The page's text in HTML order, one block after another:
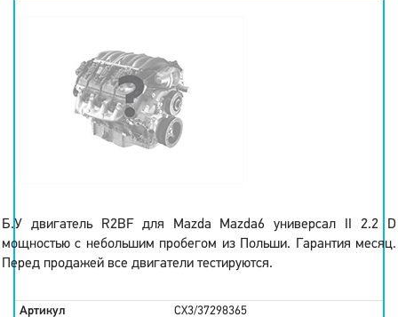
Б.У двигатель R2BF для Mazda Mazda6 универсал II 2.2 D
мощностью с небольшим пробегом из Польши. Гарантия месяц.
Перед продажей все двигатели тестируются.
Артикул CX3/37298365